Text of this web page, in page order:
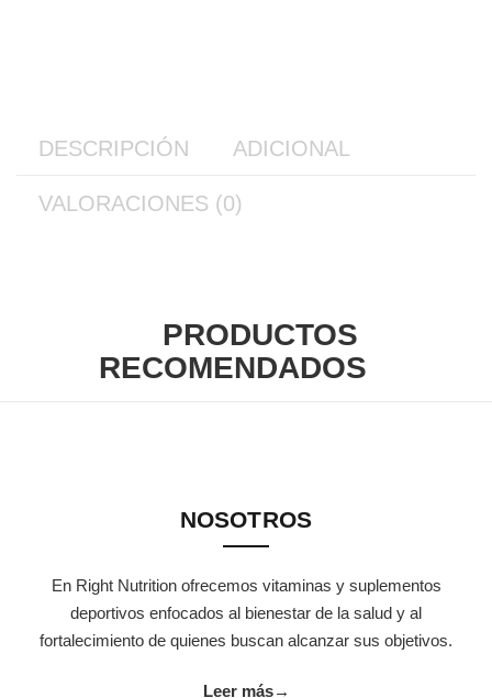
DESCRIPCIÓN ADICIONAL
VALORACIONES (0)
PRODUCTOS
RECOMENDADOS
NOSOTROS
En Right Nutrition ofrecemos vitaminas y suplementos
deportivos enfocados al bienestar de la salud y al
fortalecimiento de quienes buscan alcanzar sus objetivos.
Leer más→